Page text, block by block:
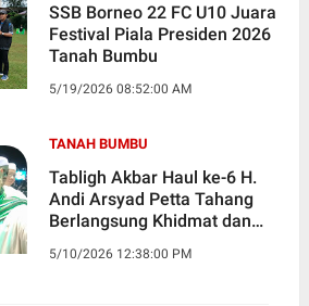
SSB Borneo 22 FC U10 Juara
Festival Piala Presiden 2026
Tanah Bumbu
5/19/2026 08:52:00 AM
TANAH BUMBU
Tabligh Akbar Haul ke-6 H.
Andi Arsyad Petta Tahang
Berlangsung Khidmat dan
5/10/2026 12:38:00 PM